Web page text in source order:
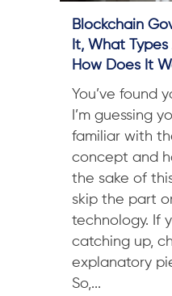
Blockchain
It, What
How Does It
You’ve found
I’m guessing
familiar with
concept and
the sake of
skip the part
technology. If
catching up,
explanatory
So,...